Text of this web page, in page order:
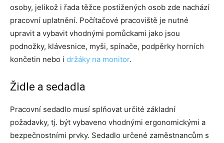
osoby, jelikož i řada těžce postižených osob zde nachází
pracovní uplatnění. Počítačové pracoviště je nutné
upravit a vybavit vhodnými pomůckami jako jsou
podnožky, klávesnice, myši, spínače, podpěrky horních
končetin nebo i držáky na monitor.
Židle a sedadla
Pracovní sedadlo musí splňovat určité základní
požadavky, tj. být vybaveno vhodnými ergonomickými a
bezpečnostními prvky. Sedadlo určené zaměstnancům s